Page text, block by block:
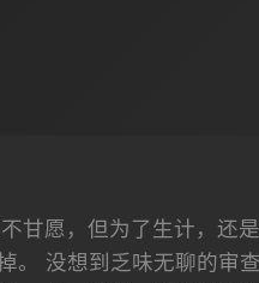
甘愿，但为了生计，还
。 没想到乏味无聊的审